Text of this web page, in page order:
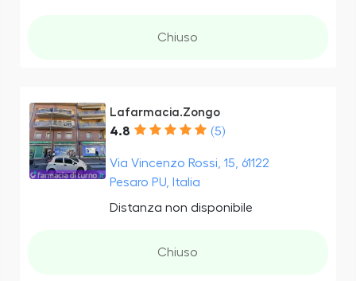
Chiuso
Lafarmacia.Zongo
4.8 (5)
Via Vincenzo Rossi, 15, 61122
Pesaro PU, Italia
Distanza non disponibile
Chiuso